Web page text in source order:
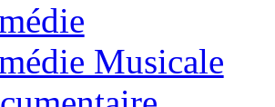
Musicale